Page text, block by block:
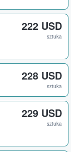
222 USD
sztuka
228 USD
sztuka
229 USD
sztuka